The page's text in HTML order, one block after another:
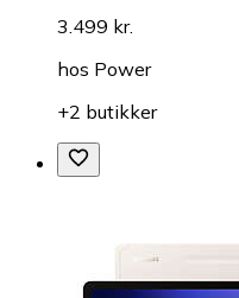
3.499 kr.
hos Power
+2 butikker